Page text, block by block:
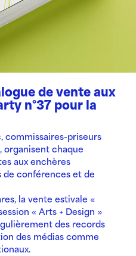
de vente aux
n°37 pour la
commissaires-priseurs
organisent chaque
aux enchères
de conférences et de
la vente estivale «
« Arts + Design »
des records
des médias comme